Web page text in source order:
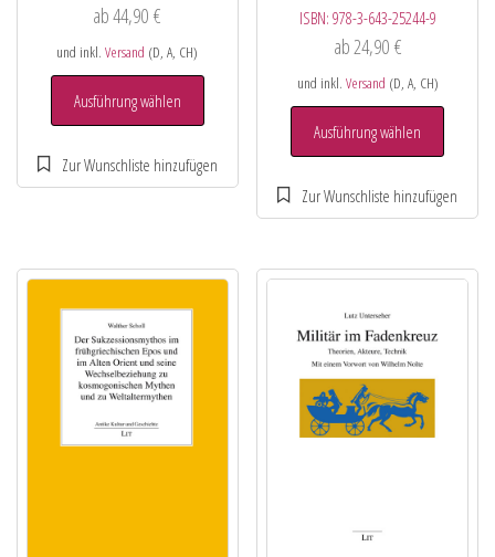
ab44,90€
und inkl.Versand (D, A, CH)
Ausführung wählen
ISBN: 978-3-643-25244-9
ab24,90 €
und inkl. Versand (D, A, CH)
Ausführung wählen